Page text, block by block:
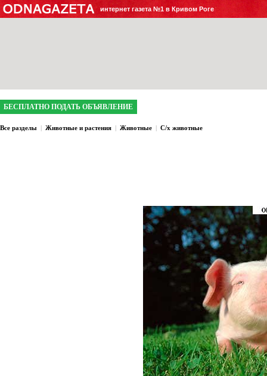
интернет газета №1 в Кривом Роге
БЕСПЛАТНО ПОДАТЬ ОБЪЯВЛЕНИЕ
Все разделы | Животные и растения | Животные | С/х животные